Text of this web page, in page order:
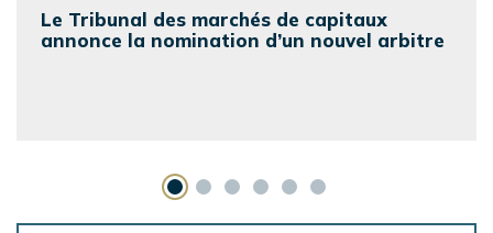
Le Tribunal des marchés de capitaux
annonce la nomination d’un nouvel arbitre